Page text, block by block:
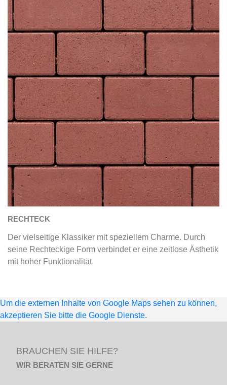
RECHTECK
Der vielseitige Klassiker mit speziellem Charme. Durch
seine Rechteckige Form verbindet er eine zeitlose Ästhetik
mit hoher Funktionalität.
Um die externen Inhalte von Google Maps sehen zu können,
akzeptieren Sie bitte die Google Dienste.
BRAUCHEN SIE HILFE?
WIR BERATEN SIE GERNE